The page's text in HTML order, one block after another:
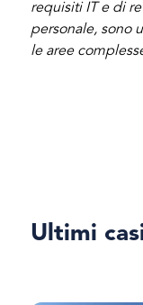
requisiti IT e di
personale, sono
le aree
Ultimi